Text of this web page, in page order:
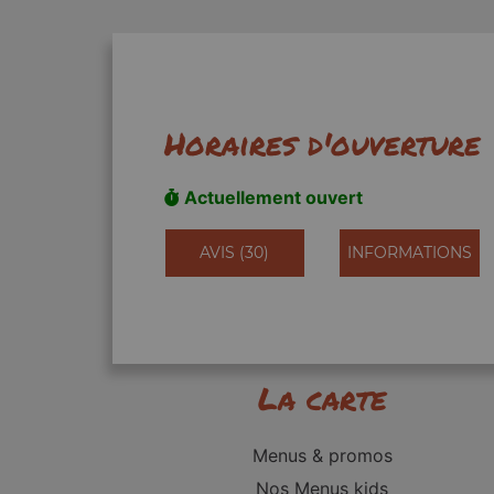
Horaires d'ouverture
Actuellement ouvert
AVIS (30) INFORMATIONS
La carte
Menus & promos
Nos Menus kids